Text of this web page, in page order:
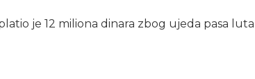
je 12 miliona dinara zbog ujeda pasa